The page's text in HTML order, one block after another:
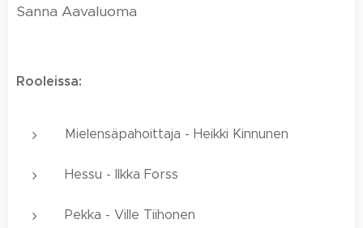
Sanna Aavaluoma
Rooleissa:
Mielensäpahoittaja - Heikki Kinnunen
Hessu - Ilkka Forss
Pekka - Ville Tiihonen